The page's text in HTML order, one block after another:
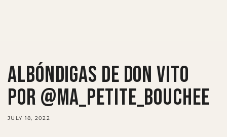
ALBÓNDIGAS DE DON VITO
POR @MA_PETITE_BOUCHEE
JULY 18, 2022